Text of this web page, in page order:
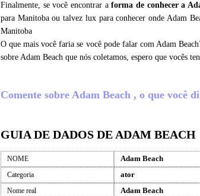
Finalmente, se você encontrar aforma de conhecer a
para Manitoba ou talvez lux para conhecer onde Adam
Manitoba
O que mais você faria se você pode falar com Adam
sobre Adam Beach que nós coletamos, espero que vocês
Comente sobre Adam Beach , o que você
GUIA DE DADOS DE ADAM BEACH
NOME Adam Beach
Categoria ator
Nome real Adam Beach